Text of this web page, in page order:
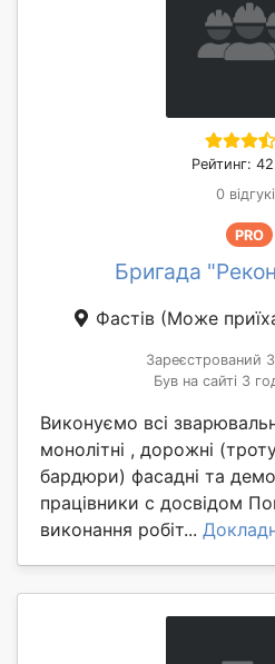
Рейтинг:
0
PRO
Бригада
Фастів (Може
Зареєстрований
Був на сайті 3
Виконуємо всі
монолітні , дорожні
бардюри) фасадні та
працівники с досвідом
виконання робіт...